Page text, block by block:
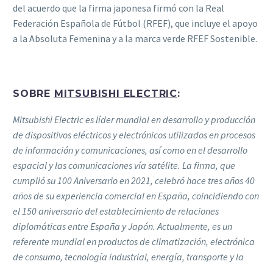
del acuerdo que la firma japonesa firmó con la Real
Federación Española de Fútbol (RFEF), que incluye el apoyo
a la Absoluta Femenina y a la marca verde RFEF Sostenible.
SOBRE MITSUBISHI ELECTRIC:
Mitsubishi Electric es líder mundial en desarrollo y producción
de dispositivos eléctricos y electrónicos utilizados en procesos
de información y comunicaciones, así como en el desarrollo
espacial y las comunicaciones vía satélite. La firma, que
cumplió su 100 Aniversario en 2021, celebró hace tres años 40
años de su experiencia comercial en España, coincidiendo con
el 150 aniversario del establecimiento de relaciones
diplomáticas entre España y Japón. Actualmente, es un
referente mundial en productos de climatización, electrónica
de consumo, tecnología industrial, energía, transporte y la